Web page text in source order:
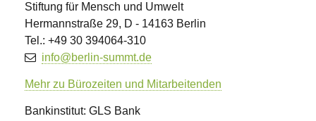
Stiftung für Mensch und Umwelt
Hermannstraße 29, D - 14163 Berlin
Tel.: +49 30 394064-310
info@berlin-summt.de
Mehr zu Bürozeiten und Mitarbeitenden
Bankinstitut: GLS Bank